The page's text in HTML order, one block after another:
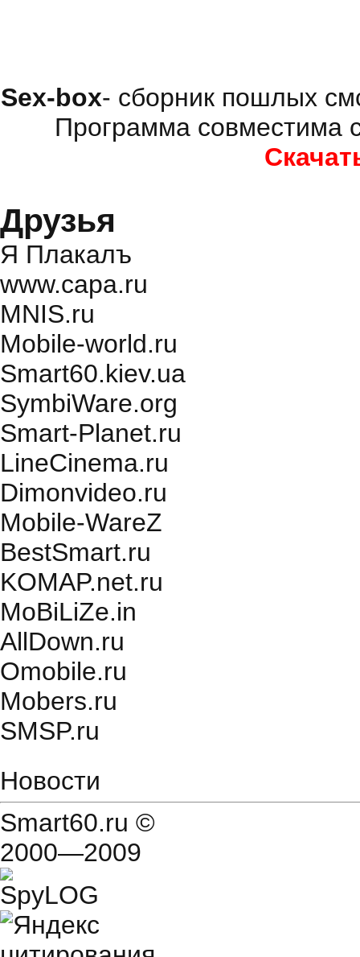
Sex-box- сборник пошлых
Программа совместима
Друзья
Я Плакалъ
www.capa.ru
MNIS.ru
Mobile-world.ru
Smart60.kiev.ua
SymbiWare.org
Smart-Planet.ru
LineCinema.ru
Dimonvideo.ru
Mobile-WareZ
BestSmart.ru
KOMAP.net.ru
MoBiLiZe.in
AllDown.ru
Оmobile.ru
Mobers.ru
SMSP.ru
Новости
Smart60.ru ©
2000—2009